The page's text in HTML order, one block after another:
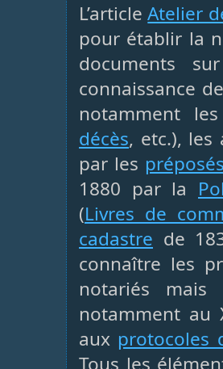
L’articleAtelier
pour établir la
documents
connaissance
notamment
décès, etc.), les
par les
1880 par la
(Livres de
cadastre de
connaître les
notariés mais
notamment au
aux protocoles
Tous les